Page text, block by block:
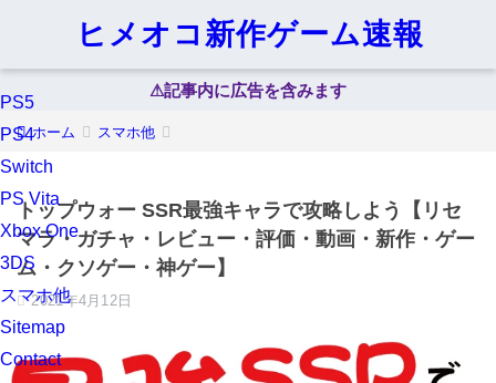
ヒメオコ新作ゲーム速報
PS5
PS4
Switch
PS Vita
Xbox One
3DS
スマホ他
Sitemap
Contact
⚠︎記事内に広告を含みます
ホーム スマホ他
トップウォー SSR最強キャラで攻略しよう【リセ
マラ・ガチャ・レビュー・評価・動画・新作・ゲー
ム・クソゲー・神ゲー】
2021年4月12日